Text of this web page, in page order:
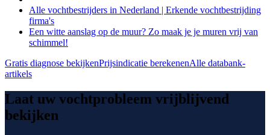
Alle vochtbestrijders in Nederland | Erkende vochtbestrijding
firma's
Een witte aanslag op de muur? Zo maak je je muren vrij van
schimmel!
Gratis diagnose bekijkenPrijsindicatie berekenenAlle databank-
artikels
Laat uw vochtprobleem vrijblijvend
bekijken